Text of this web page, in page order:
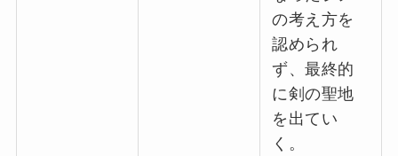
の考え方を
認められ
ず、最終的
に剣の聖地
を出てい
く。